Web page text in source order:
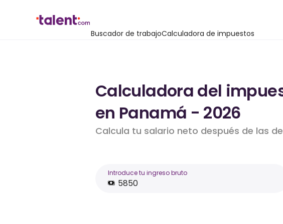
Buscador de trabajoCalculadora de impuestos
Calculadora del
en Panamá - 2026
Calcula tu salario neto después de las
Introduce tu ingreso bruto